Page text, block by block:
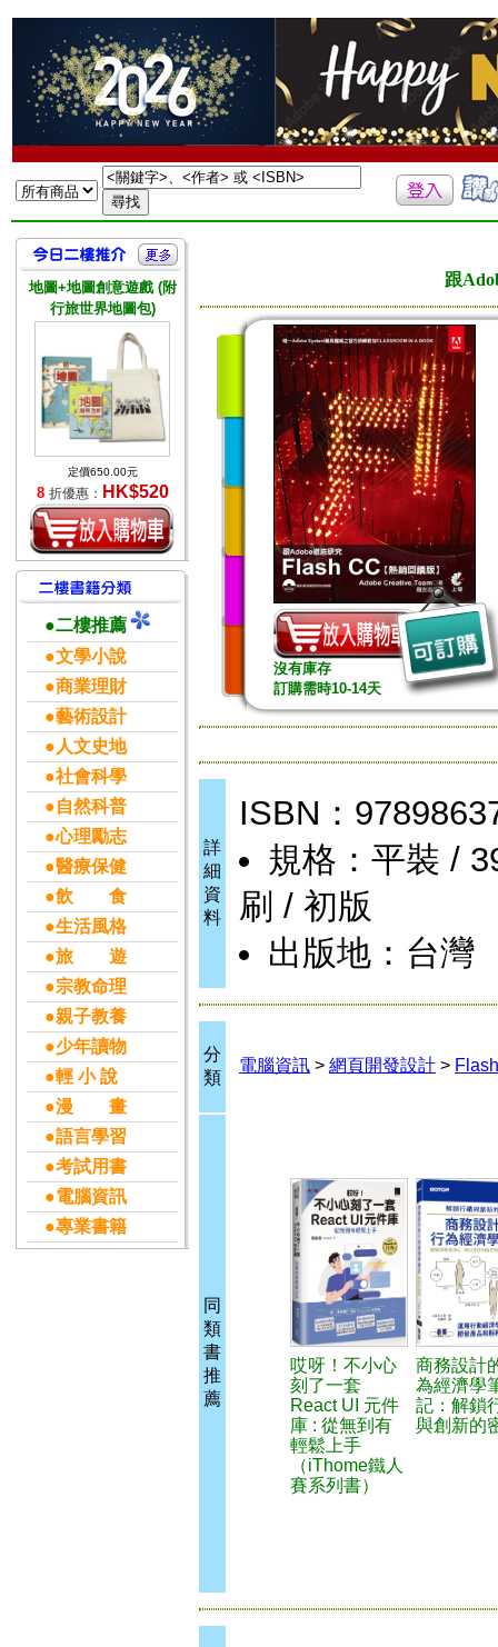
地圖+地圖創意遊戲 (附
行旅世界地圖包)
定價650.00元
8 折優惠： HK$520
●二樓推薦
●文學小說
●商業理財
●藝術設計
●人文史地
●社會科學
●自然科普
●心理勵志
●醫療保健
●飲 食
●生活風格
●旅 遊
●宗教命理
●親子教養
●少年讀物
●輕 小 說
●漫 畫
●語言學習
●考試用書
●電腦資訊
●專業書籍
跟
沒有庫存
訂購需時10-14天
詳
細
資
料
ISBN：
規格：平裝 /
刷 / 初版
出版地：台灣
分
類
電腦資訊 > 網頁開發設計 > Flash
同
類
書
推
薦
哎呀！不小心
刻了一套
React UI 元件
庫 : 從無到有
輕鬆上手
（iThome鐵人
賽系列書）
商務設計
為經濟學
記：解鎖
與創新的